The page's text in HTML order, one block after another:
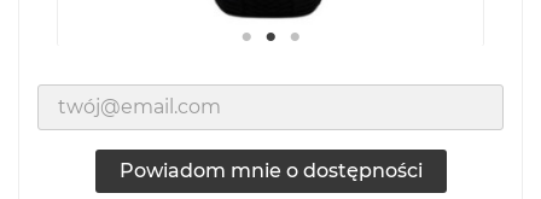
Powiadom mnie o dostępności